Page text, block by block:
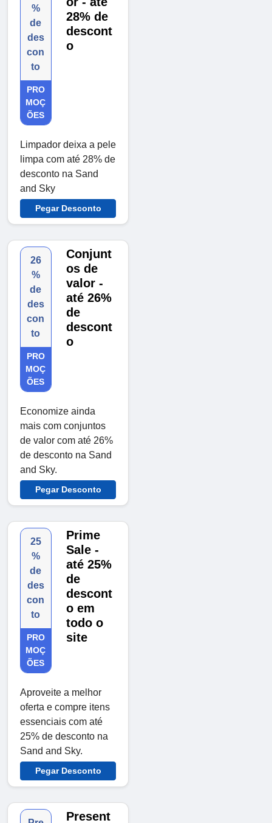
%
de
des
con
to
PRO
MOÇ
ÕES
28% de
descont
o
Limpador deixa a pele
limpa com até 28% de
desconto na Sand
and Sky
Pegar Desconto
26
%
de
des
con
to
PRO
MOÇ
ÕES
Conjunt
os de
valor -
até 26%
de
descont
o
Economize ainda
mais com conjuntos
de valor com até 26%
de desconto na Sand
and Sky.
Pegar Desconto
25
%
de
des
con
to
PRO
MOÇ
ÕES
Prime
Sale -
até 25%
de
descont
o em
todo o
site
Aproveite a melhor
oferta e compre itens
essenciais com até
25% de desconto na
Sand and Sky.
Pegar Desconto
Present